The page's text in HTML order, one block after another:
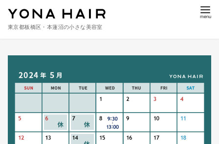
東京都板橋区・本蓮沼の小さな美容室